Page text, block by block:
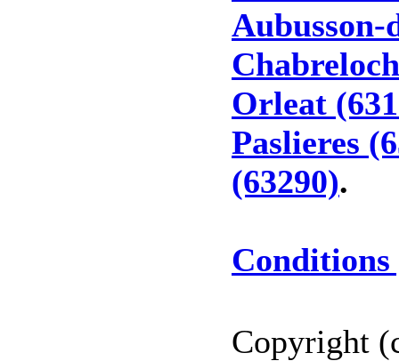
Aubusson-
Orleat
Paslieres
(63290).
Conditions
Copyright